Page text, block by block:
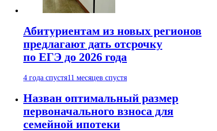
Абитуриентам из новых регионов
предлагают дать отсрочку
по ЕГЭ до 2026 года
4 года спустя11 месяцев спустя
Назван оптимальный размер
первоначального взноса для
семейной ипотеки